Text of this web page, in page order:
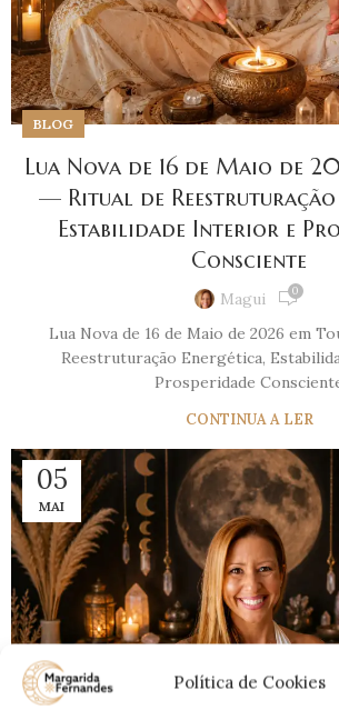
Política de Cookies
BLOG
Lua Nova de 16 de Maio de
— Ritual de Reestruturação
Estabilidade Interior e
Consciente
Magui 0
Lua Nova de 16 de Maio de 2026 em
Reestruturação Energética,
Prosperidade
CONTINUA A LER
05
MAI